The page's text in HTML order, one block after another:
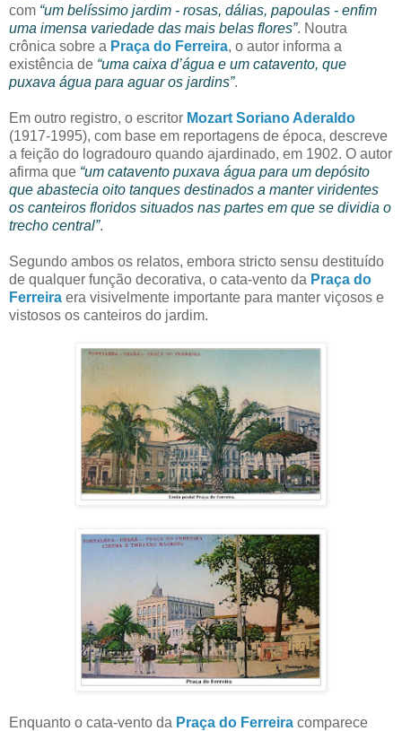
com “um belíssimo jardim - rosas, dálias, papoulas - enfim
uma imensa variedade das mais belas flores”. Noutra
crônica sobre a Praça do Ferreira, o autor informa a
existência de “uma caixa d’água e um catavento, que
puxava água para aguar os jardins”.
Em outro registro, o escritor Mozart Soriano Aderaldo
(1917-1995), com base em reportagens de época, descreve
a feição do logradouro quando ajardinado, em 1902. O autor
afirma que “um catavento puxava água para um depósito
que abastecia oito tanques destinados a manter viridentes
os canteiros floridos situados nas partes em que se dividia o
trecho central”.
Segundo ambos os relatos, embora stricto sensu destituído
de qualquer função decorativa, o cata-vento da Praça do
Ferreira era visivelmente importante para manter viçosos e
vistosos os canteiros do jardim.
Enquanto o cata-vento da Praça do Ferreira comparece